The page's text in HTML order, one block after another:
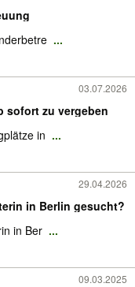
...
03.07.2026
sofort zu vergeben
in ...
29.04.2026
in Berlin gesucht?
in Ber ...
09.03.2025